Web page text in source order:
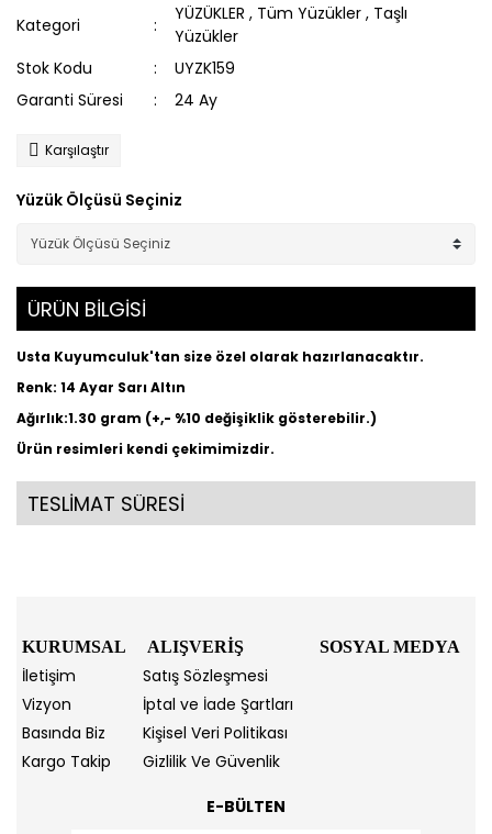
Kategori
YÜZÜKLER , Tüm Yüzükler , Taşlı
Yüzükler
Stok Kodu
UYZK159
Garanti Süresi
24 Ay
Karşılaştır
Yüzük Ölçüsü Seçiniz
ÜRÜN BİLGİSİ
Usta Kuyumculuk'tan size özel olarak hazırlanacaktır.
Renk: 14 Ayar Sarı Altın
Ağırlık:1.30 gram (+,- %10 değişiklik gösterebilir.)
Ürün resimleri kendi çekimimizdir.
TESLİMAT SÜRESİ
KURUMSAL ALIŞVERİŞ SOSYAL MEDYA
İletişim
Satış Sözleşmesi
Vizyon
İptal ve İade Şartları
Basında Biz
Kişisel Veri Politikası
Kargo Takip
Gizlilik Ve Güvenlik
E-BÜLTEN